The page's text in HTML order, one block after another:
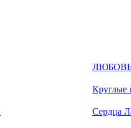
Сердца